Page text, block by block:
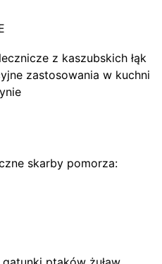
z kaszubskich łąk
zastosowania w kuchni
skarby pomorza: